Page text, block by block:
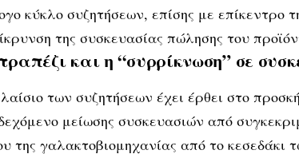
κύκλο συζητήσεων, επίσης με επίκεντρο
της συσκευασίας πώλησης του
και η “συρρίκνωση” σε
των συζητήσεων έχει έρθει στο
μείωσης συσκευασιών από
της γαλακτοβιομηχανίας από το